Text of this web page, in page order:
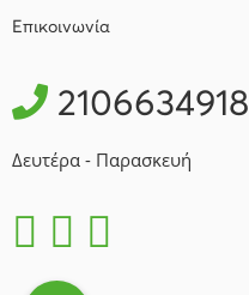
Επικοινωνία
2106634918
Δευτέρα - Παρασκευή